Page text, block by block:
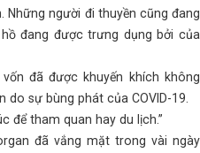
người đi thuyền cũng đang
đang được trưng dụng bởi của
đã được khuyến khích không
sự bùng phát của COVID-19.
để tham quan hay du lịch.”
đã vắng mặt trong vài ngày